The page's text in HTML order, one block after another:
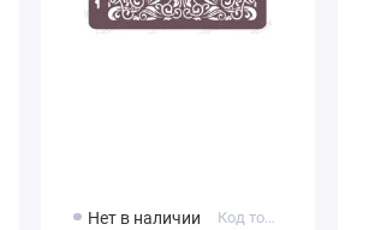
Нет в наличии Код товара: EDTMB035